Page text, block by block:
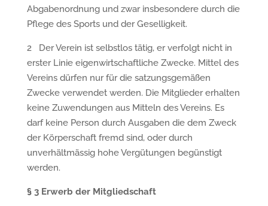
Abgabenordnung und zwar insbesondere durch die
Pflege des Sports und der Geselligkeit.
2 Der Verein ist selbstlos tätig, er verfolgt nicht in
erster Linie eigenwirtschaftliche Zwecke. Mittel des
Vereins dürfen nur für die satzungsgemäßen
Zwecke verwendet werden. Die Mitglieder erhalten
keine Zuwendungen aus Mitteln des Vereins. Es
darf keine Person durch Ausgaben die dem Zweck
der Körperschaft fremd sind, oder durch
unverhältmässig hohe Vergütungen begünstigt
werden.
§3 Erwerb der Mitgliedschaft